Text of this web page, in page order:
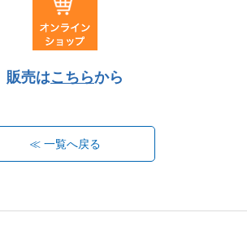
販売はこちらから
≪ 一覧へ戻る